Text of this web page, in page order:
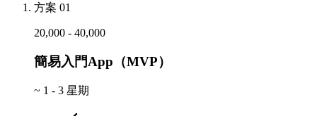
方案 01
20,000 - 40,000
簡易入門App（MVP）
~ 1 - 3 星期